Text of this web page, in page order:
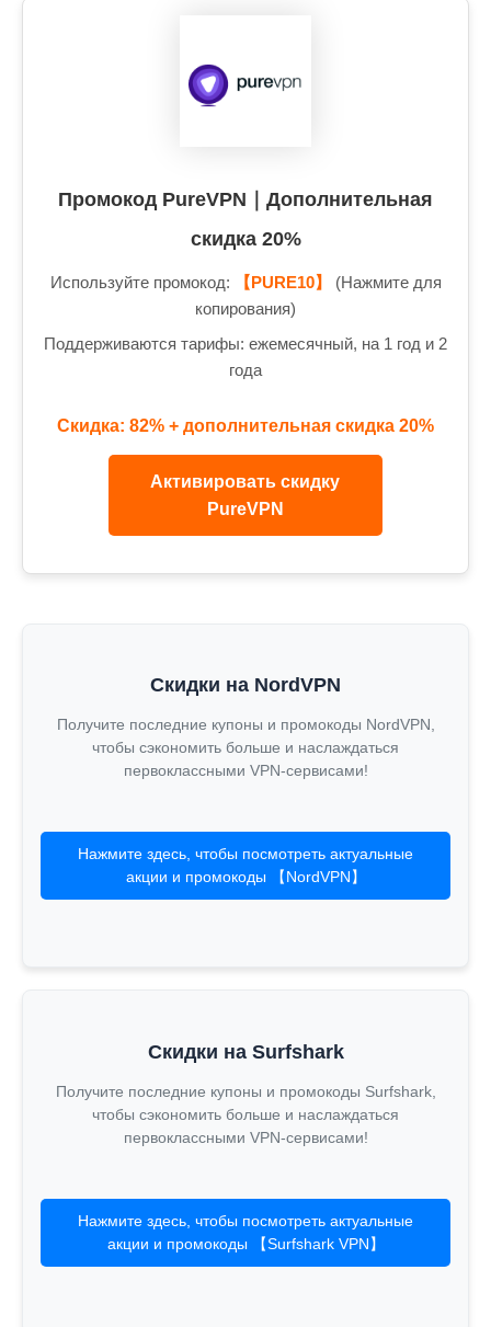
Промокод PureVPN｜Дополнительная
скидка 20%
Используйте промокод: 【PURE10】
(Нажмите для
копирования)
Поддерживаются тарифы: ежемесячный, на 1 год и 2
года
Скидка: 82% + дополнительная скидка 20%
Активировать скидку
PureVPN
Скидки на NordVPN
Получите последние купоны и промокоды NordVPN,
чтобы сэкономить больше и наслаждаться
первоклассными VPN-сервисами!
Нажмите здесь, чтобы посмотреть актуальные
акции и промокоды 【NordVPN】
Скидки на Surfshark
Получите последние купоны и промокоды Surfshark,
чтобы сэкономить больше и наслаждаться
первоклассными VPN-сервисами!
Нажмите здесь, чтобы посмотреть актуальные
акции и промокоды 【Surfshark VPN】